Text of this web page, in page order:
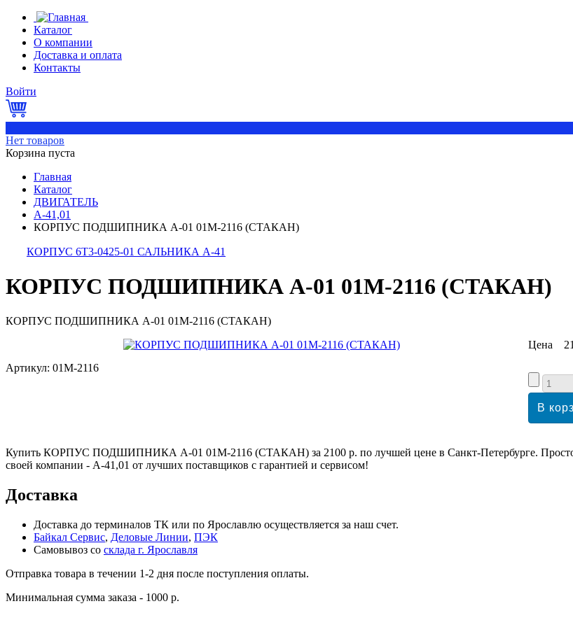
Каталог
О компании
Доставка и оплата
Контакты
Войти
Нет товаров
Корзина пуста
Главная
Каталог
ДВИГАТЕЛЬ
А-41,01
КОРПУС ПОДШИПНИКА А-01 01М-2116 (СТАКАН)
КОРПУС 6Т3-0425-01 САЛЬНИКА А-41
КОРПУС ПОДШИПНИКА А-01 01М-2116 (СТАКАН)
КОРПУС ПОДШИПНИКА А-01 01М-2116 (СТАКАН)
Цена
Артикул: 01М-2116
Купить КОРПУС ПОДШИПНИКА А-01 01М-2116 (СТАКАН) за 2100 р. по лучшей цене в Санкт-Петербурге.
своей компании - А-41,01 от лучших поставщиков с гарантией и сервисом!
Доставка
Доставка до терминалов ТК или по Ярославлю осуществляется за наш счет.
Байкал Сервис, Деловые Линии, ПЭК
Самовывоз со склада г. Ярославля
Отправка товара в течении 1-2 дня после поступления оплаты.
Минимальная сумма заказа - 1000 р.